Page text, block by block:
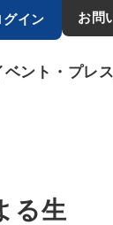
ベント・プレス
グイン お問
る生